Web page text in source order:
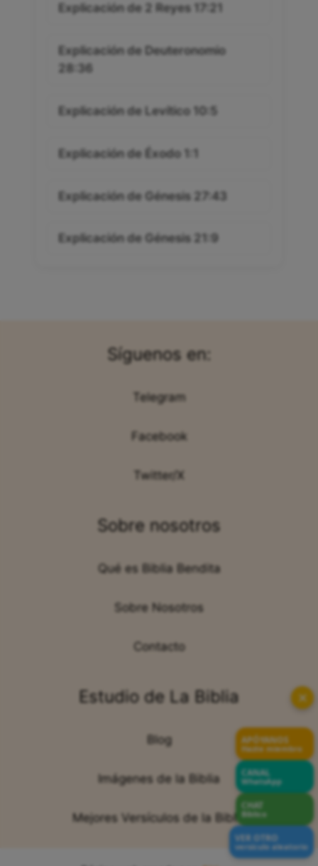
Explicación de 2 Reyes 17:21
Explicación de Deuteronomio
28:36
Explicación de Levítico 10:5
Explicación de Éxodo 1:1
Explicación de Génesis 27:43
Explicación de Génesis 21:9
Síguenos en:
Telegram
Facebook
Twitter/X
Sobre nosotros
Qué es Biblia Bendita
Sobre Nosotros
Contacto
Estudio de La Biblia
Blog
Imágenes de la Biblia
Mejores Versículos de la Biblia
✕
APÓYANOS
Hazte miembro
CANAL
WhatsApp
CHAT
Bíblico
VER OTRO
versículo aleatorio